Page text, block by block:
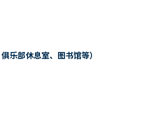
乐部休息室、图书馆等）